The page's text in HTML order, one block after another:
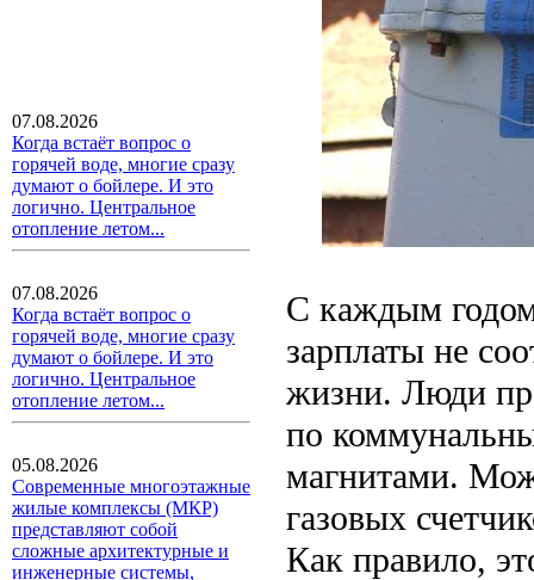
07.08.2026
Когда встаёт вопрос о
горячей воде, многие сразу
думают о бойлере. И это
логично. Центральное
отопление летом...
07.08.2026
Когда встаёт вопрос о
горячей воде, многие сразу
думают о бойлере. И это
логично. Центральное
отопление летом...
05.08.2026
Современные многоэтажные
жилые комплексы (МКР)
представляют собой
сложные архитектурные и
инженерные системы,
С каждым годом
зарплаты не
жизни. Люди
по
магнитами.
газовых
Как правило,